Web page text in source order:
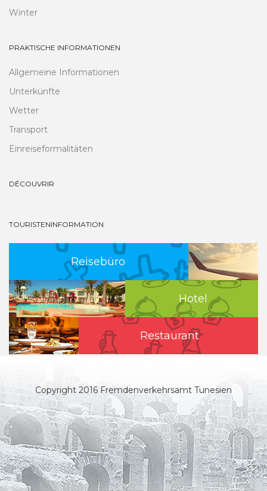
Winter
PRAKTISCHE INFORMATIONEN
Allgemeine Informationen
Unterkünfte
Wetter
Transport
Einreiseformalitäten
DÉCOUVRIR
TOURISTENINFORMATION
Reisebüro
Hotel
Restaurant
Copyright 2016 Fremdenverkehrsamt Tunesien